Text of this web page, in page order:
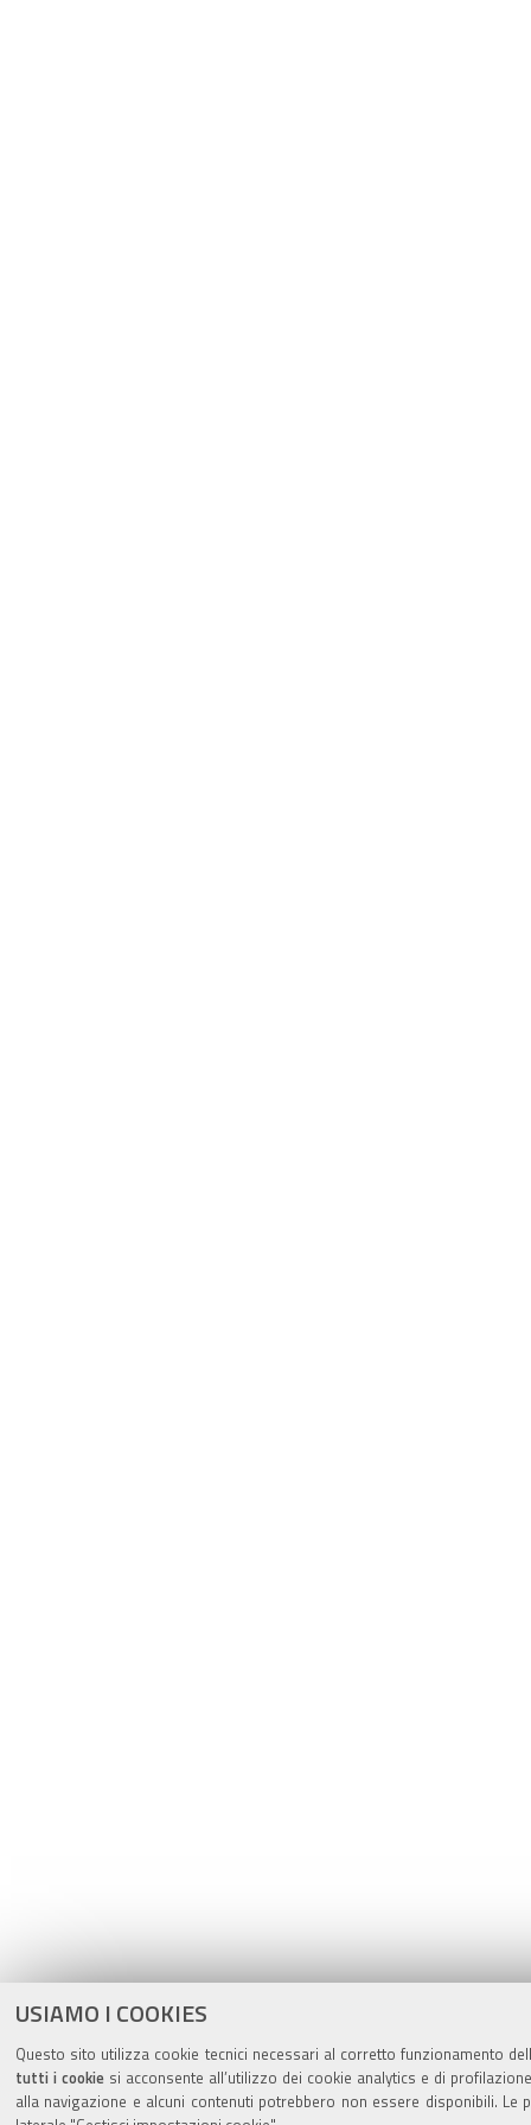
USIAMO I COOKIES
Questo sito utilizza cookie tecnici necessari al corretto funzionamento
tutti i cookie si acconsente all’utilizzo dei cookie analytics e di
alla navigazione e alcuni contenuti potrebbero non essere disponibili.